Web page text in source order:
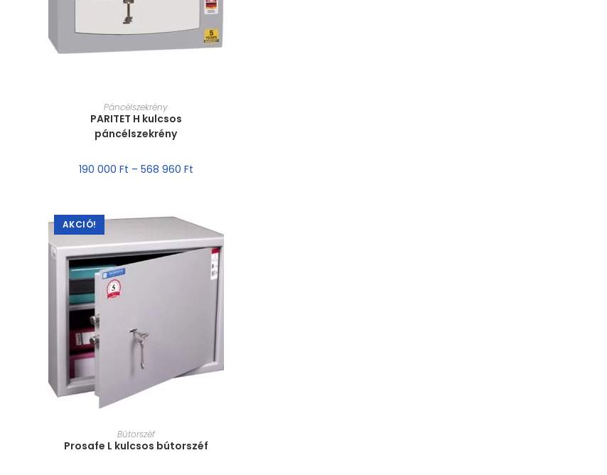
MÉRET VÁLASZTÁSA
Páncélszekrény
PARITET H kulcsos
páncélszekrény
190 000 Ft – 568 960 Ft
AKCIÓ!
MÉRET VÁLASZTÁSA
Bútorszéf
Prosafe L kulcsos bútorszéf